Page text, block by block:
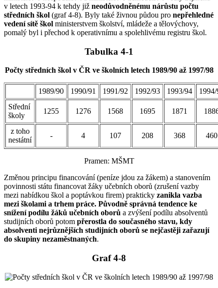
v letech 1993-94 k tehdy již neodůvodněnému nárůstu počtu
středních škol (graf 4-8). Byly také živnou půdou pro nepřehledné
vedení sítě škol ministerstvem školství, mládeže a tělovýchovy,
pomalý byl i přechod k operativnímu a spolehlivému registru škol.
Tabulka 4-1
Počty středních škol v ČR ve školních letech 1989/90 až 1997/98
1989/90 1990/91 1991/92 1992/93 1993/94
Střední
školy
1255 1276 1568 1695 1871
z toho
nestátní
- 4 107 208 368 460
Pramen: MŠMT
Změnou principu financování (peníze jdou za žákem) a stanovením
povinnosti státu financovat žáky učebních oborů (zrušení vazby
mezi nabídkou škol a poptávkou firem) prakticky zanikla vazba
mezi školami a trhem práce. Původně správná tendence ke
snížení podílu žáků učebních oborů a zvýšení podílu absolventů
studijních oborů potom přerostla do současného stavu, kdy
absolventi nejrůznějších studijních oborů se nejčastěji zařazují
do skupiny nezaměstnaných.
Graf 4-8